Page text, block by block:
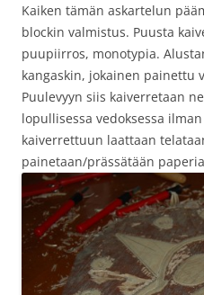
Kaiken tämän askartelun
blockin valmistus. Puusta
puupiirros, monotypia.
kangaskin, jokainen painettu
Puulevyyn siis kaiverretaan
lopullisessa vedoksessa
kaiverrettuun laattaan
painetaan/prässätään